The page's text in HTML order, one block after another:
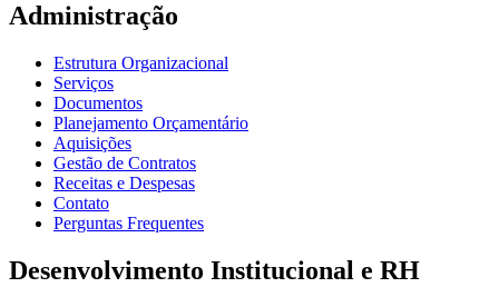
Administração
Estrutura Organizacional
Serviços
Documentos
Planejamento Orçamentário
Aquisições
Gestão de Contratos
Receitas e Despesas
Contato
Perguntas Frequentes
Desenvolvimento Institucional e RH